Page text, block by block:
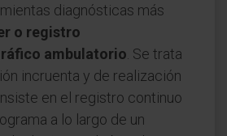
diagnósticas más
o registro
ambulatorio . Se trata
incruenta y de realización
en el registro continuo
a lo largo de un